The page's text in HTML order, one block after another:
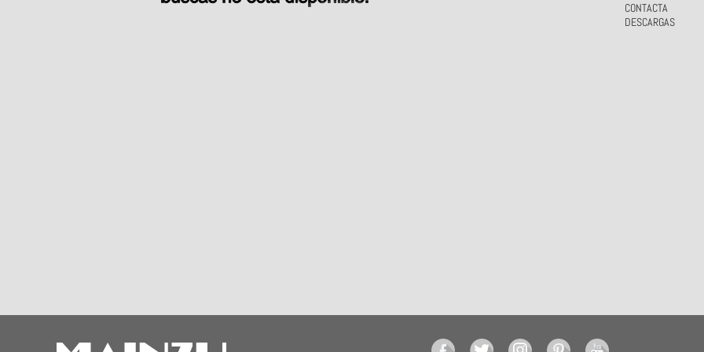
CONTACTA
DESCARGAS